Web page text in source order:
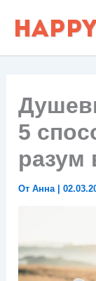
5
разум
ОтАнна |